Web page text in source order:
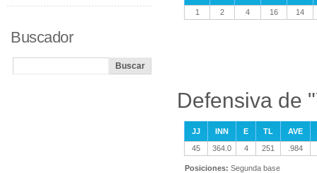
1
2 4 16 14
Defensiva de
JJ INN E TL
AVE
45
364.0 4 251 .984
Posiciones: Segunda base
Buscador